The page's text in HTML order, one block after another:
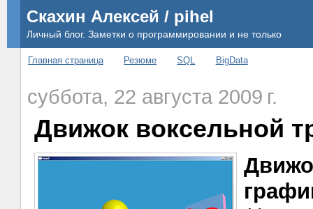
Скахин Алексей / pihel
Личный блог. Заметки о программировании и не только
Главная страница Резюме SQL BigData
суббота, 22 августа 2009 г.
Движок воксельной